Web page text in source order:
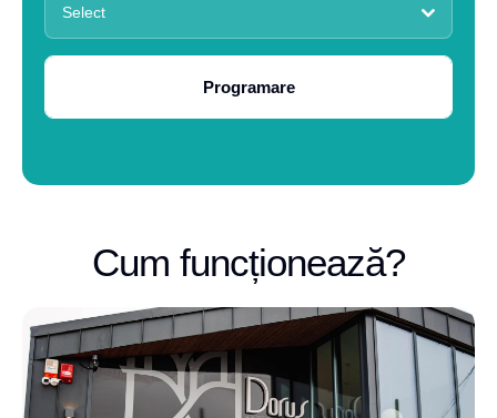
Select
Programare
Cum funcționează?